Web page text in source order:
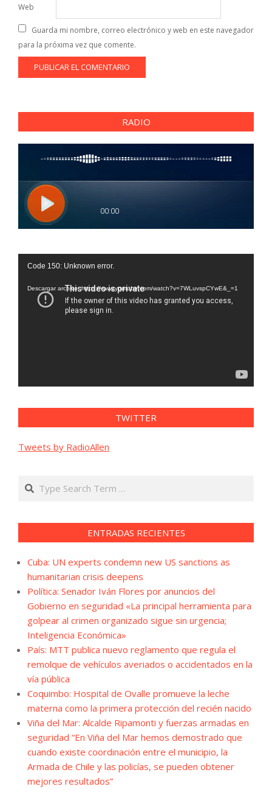
Web
Guarda mi nombre, correo electrónico y web en este navegador
para la próxima vez que comente.
RADIO
Reproductor
vídeo
Code 150: Unknown error.
Descargar archivo: https://www.youtube.com/watch?v=7WLuvspCYwE&_=1
TWITTER
Tweets by RadioAllen
Search
ENTRADAS RECIENTES
Cuba: UN experts condemn new US sanctions as
humanitarian crisis deepens
Política: Senador Iván Flores por anuncios del
Gobierno en seguridad «La principal herramienta para
golpear al crimen organizado sigue sin urgencia;
Inteligencia Económica»
País: MTT publica nuevo reglamento que regula el
remolque de vehículos averiados o accidentados en la
vía pública
Coquimbo: Hospital de Ovalle promueve la leche
materna como la primera protección del recién nacido
Viña del Mar: Alcalde Ripamonti y fuerzas armadas en
seguridad “En Viña del Mar hemos demostrado que
cuando existe coordinación entre el municipio, la
Armada de Chile y las policías, se pueden obtener
mejores resultados”